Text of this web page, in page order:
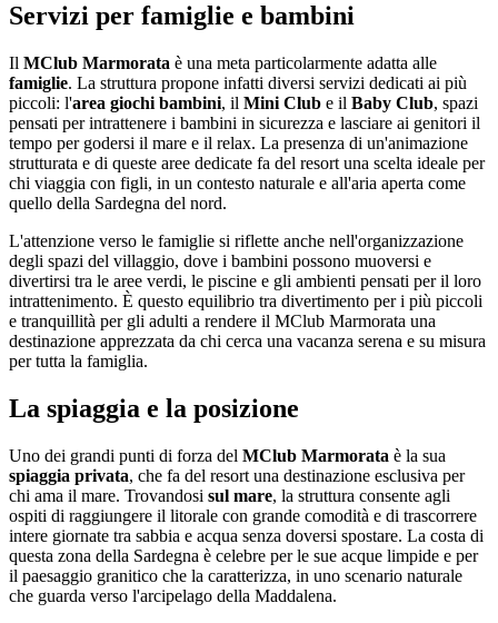
Servizi per famiglie e bambini
Il MClub Marmorata è una meta particolarmente adatta alle
famiglie. La struttura propone infatti diversi servizi dedicati ai più
piccoli: l'area giochi bambini, il Mini Club e il Baby Club, spazi
pensati per intrattenere i bambini in sicurezza e lasciare ai genitori il
tempo per godersi il mare e il relax. La presenza di un'animazione
strutturata e di queste aree dedicate fa del resort una scelta ideale per
chi viaggia con figli, in un contesto naturale e all'aria aperta come
quello della Sardegna del nord.
L'attenzione verso le famiglie si riflette anche nell'organizzazione
degli spazi del villaggio, dove i bambini possono muoversi e
divertirsi tra le aree verdi, le piscine e gli ambienti pensati per il loro
intrattenimento. È questo equilibrio tra divertimento per i più piccoli
e tranquillità per gli adulti a rendere il MClub Marmorata una
destinazione apprezzata da chi cerca una vacanza serena e su misura
per tutta la famiglia.
La spiaggia e la posizione
Uno dei grandi punti di forza del MClub Marmorata è la sua
spiaggia privata, che fa del resort una destinazione esclusiva per
chi ama il mare. Trovandosi sul mare, la struttura consente agli
ospiti di raggiungere il litorale con grande comodità e di trascorrere
intere giornate tra sabbia e acqua senza doversi spostare. La costa di
questa zona della Sardegna è celebre per le sue acque limpide e per
il paesaggio granitico che la caratterizza, in uno scenario naturale
che guarda verso l'arcipelago della Maddalena.